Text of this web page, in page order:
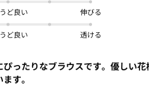
伸びる
透ける
ったりなブラウスです。優しい
す。